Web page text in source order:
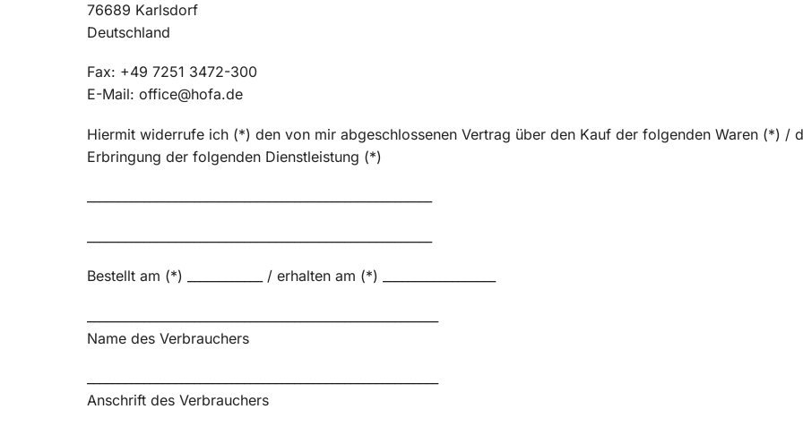
76689 Karlsdorf
Deutschland
Fax: +49 7251 3472-300
E-Mail: office@hofa.de
Hiermit widerrufe ich (*) den von mir abgeschlossenen Vertrag über den Kauf der folgenden Waren (*) /
Erbringung der folgenden Dienstleistung (*)
Bestellt am (*) ____________ / erhalten am (*) __________________
Name des Verbrauchers
Anschrift des Verbrauchers